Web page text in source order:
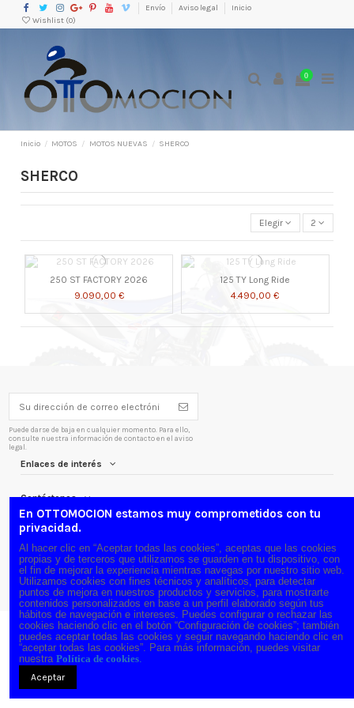
Envío Aviso legal
Inicio
Wishlist (0)
0
Inicio MOTOS MOTOS NUEVAS SHERCO
SHERCO
Elegir 2
250 ST FACTORY 2026
9.090,00 €
125 TY Long Ride
4.490,00 €
Puede darse de baja en cualquier momento. Para ello,
consulte nuestra información de contacto en el aviso
legal.
Enlaces de interés
Contáctenos
Siguenos
Boletín
En OTTOMOCION estamos muy comprometidos con tu
privacidad.
Al hacer clic en “Aceptar todas las cookies”, aceptas que las cookies
propias y de terceros que utilizamos se guarden en tu dispositivo, con
el fin de mejorar la experiencia mientras navegas por nuestro sitio web.
Utilizamos cookies con fines técnicos y analíticos, para detectar
puntos de mejora en nuestros productos y servicios, para mostrarte
contenidos personalizados en base a un perfil elaborado según tus
hábitos de navegación e intereses. Puedes configurar o rechazar las
cookies haciendo clic en el botón “Configuración de cookies”; también
puedes aceptar todas las cookies y seguir navegando haciendo clic en
“aceptar todas las cookies”. Para más información, puedes visitar
nuestra Política de cookies.
Aceptar